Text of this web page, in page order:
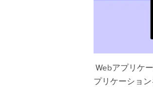
Webアプリケ
プリケーショ